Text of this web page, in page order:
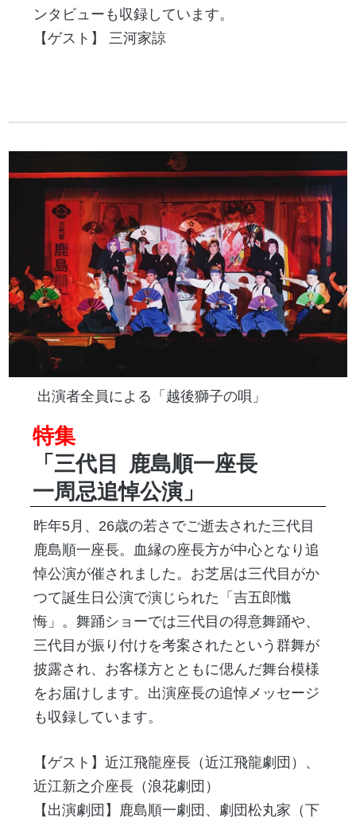
ンタビューも収録しています。
【ゲスト】 三河家諒
出演者全員による「越後獅子の唄」
特集
「三代目
鹿島順一座長
一周忌追悼公演」
昨年5月、26歳の若さでご逝去された三代目
鹿島順一座長。血縁の座長方が中心となり追
悼公演が催されました。お芝居は三代目がか
つて誕生日公演で演じられた「吉五郎懺
悔」。舞踊ショーでは三代目の得意舞踊や、
三代目が振り付けを考案されたという群舞が
披露され、お客様方とともに偲んだ舞台模様
をお届けします。出演座長の追悼メッセージ
も収録しています。
【ゲスト】近江飛龍座長（近江飛龍劇団）、
近江新之介座長（浪花劇団）
【出演劇団】鹿島順一劇団、劇団松丸家（下